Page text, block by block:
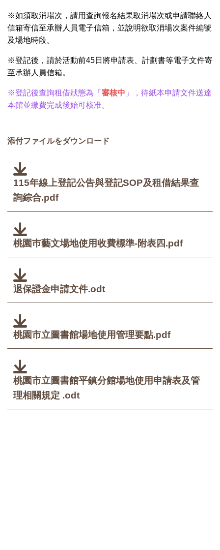
※如須取消場次，請用查詢報名結果取消場次或申請聯絡人
信箱寄信至承辦人員電子信箱，並說明欲取消場次案件編號
及場地時段。
※登記後，請於活動前45日將申請表、計劃書等電子文件寄
至承辦人員信箱。
※登記後查詢租借狀態為「 審核中 」，待紙本申請文件送達
本館並繳費完成後始可核准。
添付ファイルをダウンロード
115年線上登記公告與登記SOP及租借結果查
詢綜合.pdf
桃園巿藝文場地使用收費標準-附表四.pdf
退保證金申請文件.odt
桃園市立圖書館場地使用管理要點.pdf
桃園市立圖書館平鎮分館場地使用申請表及管
理相關規定 .odt